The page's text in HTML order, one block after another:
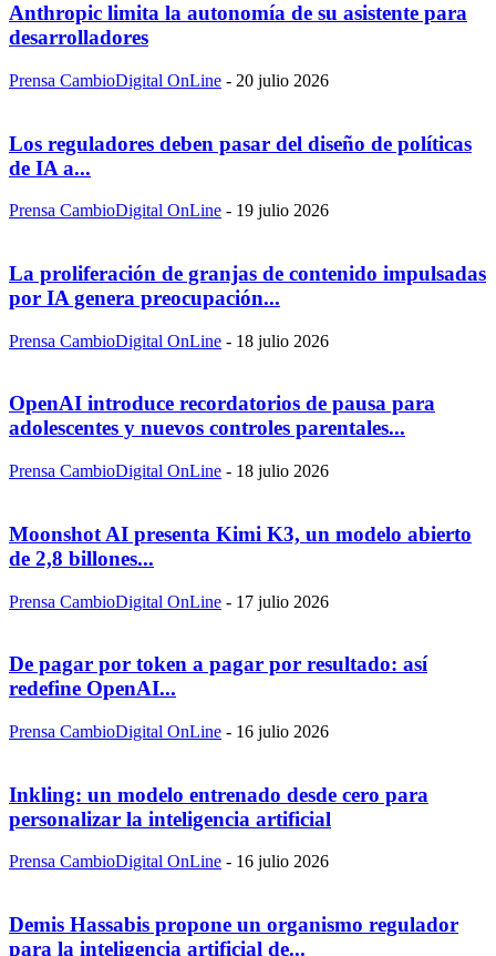
Anthropic limita la autonomía de su asistente para
desarrolladores
Prensa CambioDigital OnLine - 20 julio 2026
Los reguladores deben pasar del diseño de políticas
de IA a...
Prensa CambioDigital OnLine - 19 julio 2026
La proliferación de granjas de contenido impulsadas
por IA genera preocupación...
Prensa CambioDigital OnLine - 18 julio 2026
OpenAI introduce recordatorios de pausa para
adolescentes y nuevos controles parentales...
Prensa CambioDigital OnLine - 18 julio 2026
Moonshot AI presenta Kimi K3, un modelo abierto
de 2,8 billones...
Prensa CambioDigital OnLine - 17 julio 2026
De pagar por token a pagar por resultado: así
redefine OpenAI...
Prensa CambioDigital OnLine - 16 julio 2026
Inkling: un modelo entrenado desde cero para
personalizar la inteligencia artificial
Prensa CambioDigital OnLine - 16 julio 2026
Demis Hassabis propone un organismo regulador
para la inteligencia artificial de...